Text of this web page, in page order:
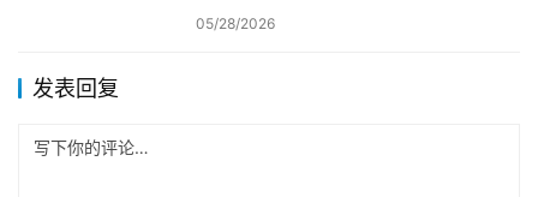
05/28/2026
发表回复